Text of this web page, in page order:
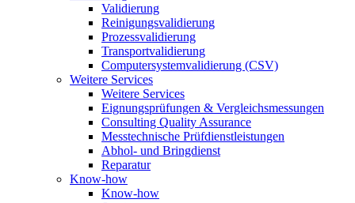
Validierung
Reinigungsvalidierung
Prozessvalidierung
Transportvalidierung
Computersystemvalidierung (CSV)
Weitere Services
Weitere Services
Eignungsprüfungen & Vergleichsmessungen
Consulting Quality Assurance
Messtechnische Prüfdienstleistungen
Abhol- und Bringdienst
Reparatur
Know-how
Know-how